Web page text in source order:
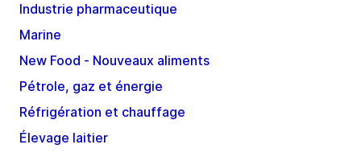
Industrie pharmaceutique
Marine
New Food - Nouveaux aliments
Pétrole, gaz et énergie
Réfrigération et chauffage
Élevage laitier